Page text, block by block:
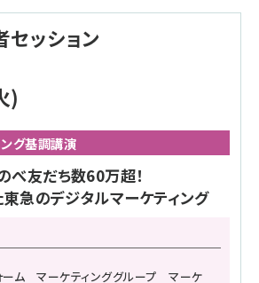
ッション
)
グ基調講演
べ友だち数60万超！
急のデジタルマーケティング
ーム マーケティンググループ マーケ